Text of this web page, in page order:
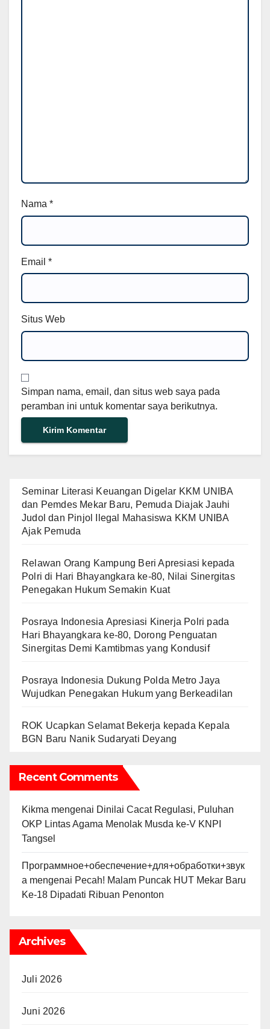
Nama *
Email *
Situs Web
Simpan nama, email, dan situs web saya pada
peramban ini untuk komentar saya berikutnya.
Seminar Literasi Keuangan Digelar KKM UNIBA
dan Pemdes Mekar Baru, Pemuda Diajak Jauhi
Judol dan Pinjol Ilegal Mahasiswa KKM UNIBA
Ajak Pemuda
Relawan Orang Kampung Beri Apresiasi kepada
Polri di Hari Bhayangkara ke-80, Nilai Sinergitas
Penegakan Hukum Semakin Kuat
Posraya Indonesia Apresiasi Kinerja Polri pada
Hari Bhayangkara ke-80, Dorong Penguatan
Sinergitas Demi Kamtibmas yang Kondusif
Posraya Indonesia Dukung Polda Metro Jaya
Wujudkan Penegakan Hukum yang Berkeadilan
ROK Ucapkan Selamat Bekerja kepada Kepala
BGN Baru Nanik Sudaryati Deyang
Recent Comments
Kikma mengenai Dinilai Cacat Regulasi, Puluhan
OKP Lintas Agama Menolak Musda ke-V KNPI
Tangsel
Программное+обеспечение+для+обработки+звук
а mengenai Pecah! Malam Puncak HUT Mekar Baru
Ke-18 Dipadati Ribuan Penonton
Archives
Juli 2026
Juni 2026